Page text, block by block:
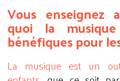
Vous enseignez
quoi la
bénéfiques pour
La musique est un